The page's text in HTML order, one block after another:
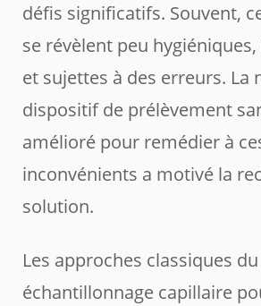
défis significatifs. Souvent,
se révèlent peu
et sujettes à des erreurs. La
dispositif de prélèvement
amélioré pour remédier à
inconvénients a motivé la
solution.
Les approches classiques
échantillonnage capillaire